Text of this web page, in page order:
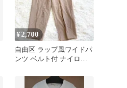
¥2,700
自由区 ラップ風ワイドパ
ンツ ベルト付 ナイロン
ズ 42